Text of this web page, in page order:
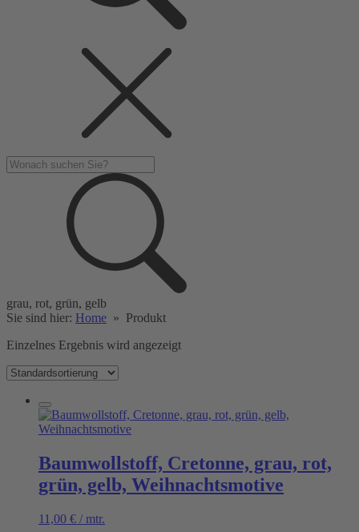
grau, rot, grün, gelb
Sie sind hier: Home » Produkt
Einzelnes Ergebnis wird angezeigt
Baumwollstoff, Cretonne, grau, rot,
grün, gelb, Weihnachtsmotive
11,00 € / mtr.